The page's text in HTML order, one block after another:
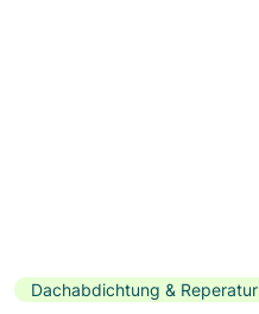
Dachabdichtung & Reperatur